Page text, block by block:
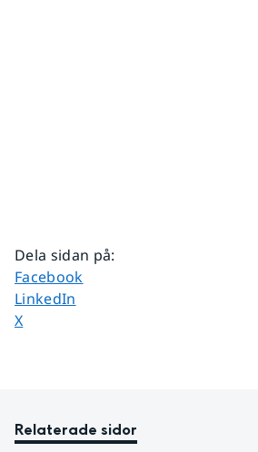
Dela sidan på:
Dela sidan på
Facebook
Dela sidan på
LinkedIn
Dela sidan på
X
Relaterade sidor